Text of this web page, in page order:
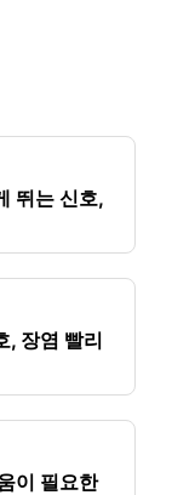
뛰는 신호,
, 장염 빨리
이 필요한